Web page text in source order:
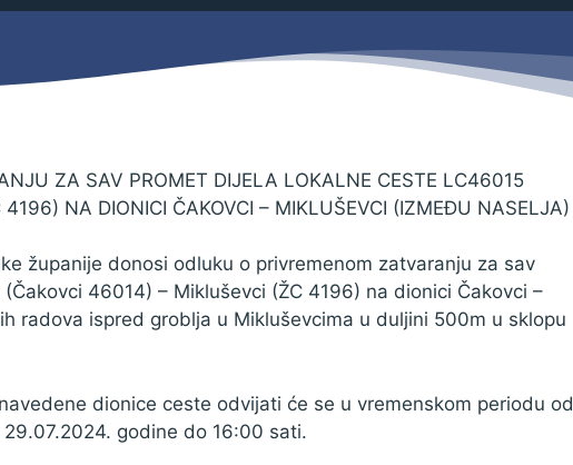
Savjetovanja s javnošću
Procedure
Službeni vjesnik
Sponzorstva i donacije
Otvoreni podaci
Ostali dokumenti
Zahtjevi i obrasci
ZA SAV PROMET DIJELA LOKALNE CESTE LC46015
NA DIONICI ČAKOVCI – MIKLUŠEVCI (IZMEĐU NASELJA)
županije donosi odluku o privremenom zatvaranju za sav
46014) – Mikluševci (ŽC 4196) na dionici Čakovci –
radova ispred groblja u Mikluševcima u duljini 500m u sklopu
dionice ceste odvijati će se u vremenskom periodu od
godine do 16:00 sati.